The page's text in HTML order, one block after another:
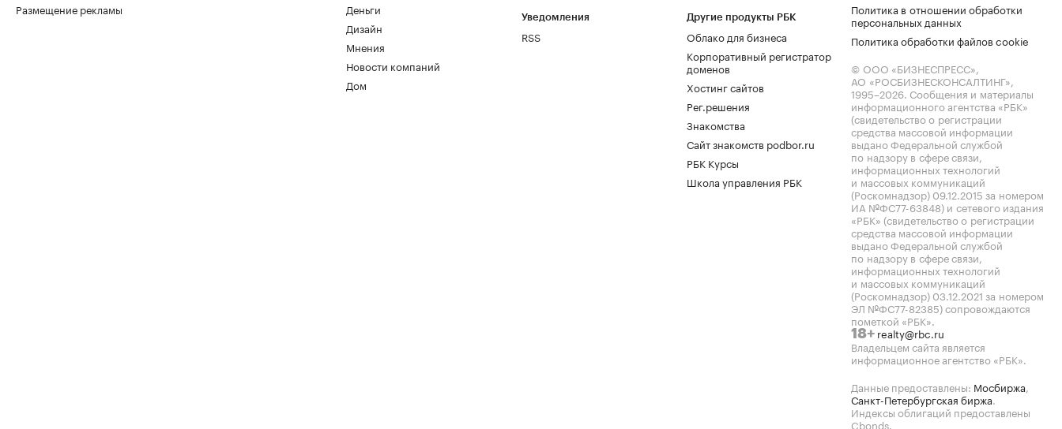
Размещение рекламы
Деньги
Дизайн
Мнения
Новости компаний
Дом
Уведомления
RSS
Другие продукты РБК
Облако для бизнеса
Корпоративный регистратор
доменов
Хостинг сайтов
Рег.решения
Знакомства
Сайт знакомств podbor.ru
РБК Курсы
Школа управления РБК
Политика в отношении обработки
персональных данных
Политика обработки файлов cookie
© ООО «БИЗНЕСПРЕСС»,
АО «РОСБИЗНЕСКОНСАЛТИНГ»,
1995–2026. Сообщения и материалы
информационного агентства «РБК»
(свидетельство о регистрации
средства массовой информации
выдано Федеральной службой
по надзору в сфере связи,
информационных технологий
и массовых коммуникаций
(Роскомнадзор) 09.12.2015 за номером
ИА №ФС77-63848) и сетевого издания
«РБК» (свидетельство о регистрации
средства массовой информации
выдано Федеральной службой
по надзору в сфере связи,
информационных технологий
и массовых коммуникаций
(Роскомнадзор) 03.12.2021 за номером
ЭЛ №ФС77-82385) сопровождаются
пометкой «РБК».
18+ realty@rbc.ru
Владельцем сайта является
информационное агентство «РБК».
Данные предоставлены: Мосбиржа,
Санкт-Петербургская биржа.
Индексы облигаций предоставлены
Cbonds.